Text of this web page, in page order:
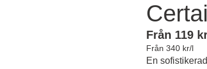
Från 119
Från 340 kr/l
En